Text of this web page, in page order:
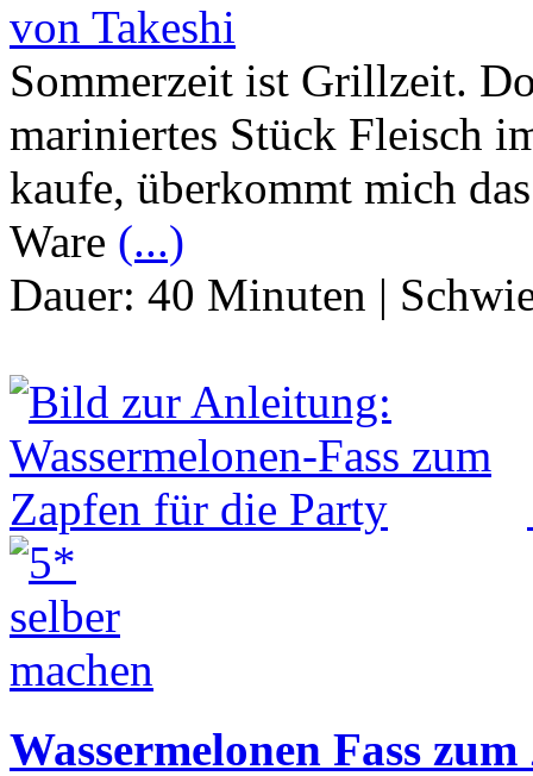
von Takeshi
Sommerzeit ist Grillzeit.
mariniertes Stück Fleisch
kaufe, überkommt mich
Ware (...)
Dauer: 40 Minuten |
Wassermelonen Fass